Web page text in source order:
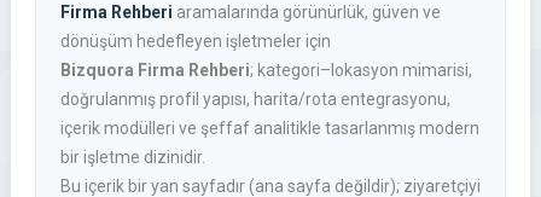
Firma Rehberi aramalarında görünürlük, güven ve
dönüşüm hedefleyen işletmeler için
Bizquora Firma Rehberi; kategori–lokasyon mimarisi,
doğrulanmış profil yapısı, harita/rota entegrasyonu,
içerik modülleri ve şeffaf analitikle tasarlanmış modern
bir işletme dizinidir.
Bu içerik biryan sayfadır(ana sayfa değildir); ziyaretçiyi